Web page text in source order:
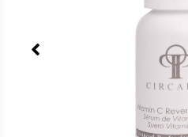
Caprylylglycol,